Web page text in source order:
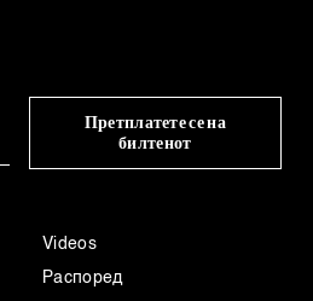
Претплатете се на
билтенот
Videos
Распоред